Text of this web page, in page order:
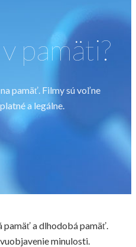
pamäti?
pamäť. Filmy sú voľne
a legálne.
a dlhodobá pamäť.
minulosti.